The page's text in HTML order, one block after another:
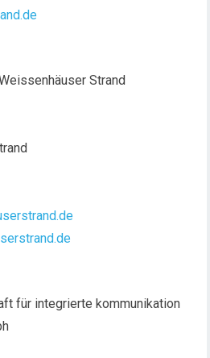
Strand
für integrierte kommunikation